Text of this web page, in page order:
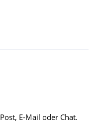
E-Mail oder Chat.